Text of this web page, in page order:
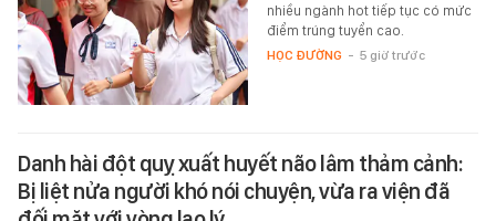
nhiều ngành hot tiếp tục có mức
điểm trúng tuyển cao.
HỌC ĐƯỜNG - 5 giờ trước
Danh hài đột quỵ xuất huyết não lâm thảm cảnh:
Bị liệt nửa người khó nói chuyện, vừa ra viện đã